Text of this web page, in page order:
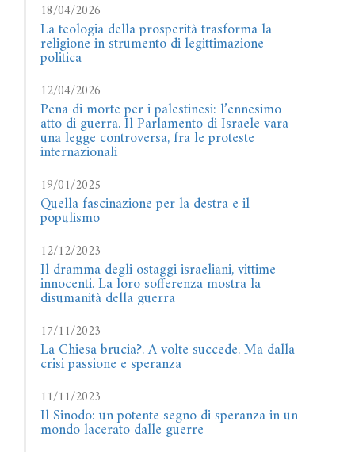
18/04/2026
La teologia della prosperità trasforma la
religione in strumento di legittimazione
politica
12/04/2026
Pena di morte per i palestinesi: l’ennesimo
atto di guerra. Il Parlamento di Israele vara
una legge controversa, fra le proteste
internazionali
19/01/2025
Quella fascinazione per la destra e il
populismo
12/12/2023
Il dramma degli ostaggi israeliani, vittime
innocenti. La loro sofferenza mostra la
disumanità della guerra
17/11/2023
La Chiesa brucia?. A volte succede. Ma dalla
crisi passione e speranza
11/11/2023
Il Sinodo: un potente segno di speranza in un
mondo lacerato dalle guerre